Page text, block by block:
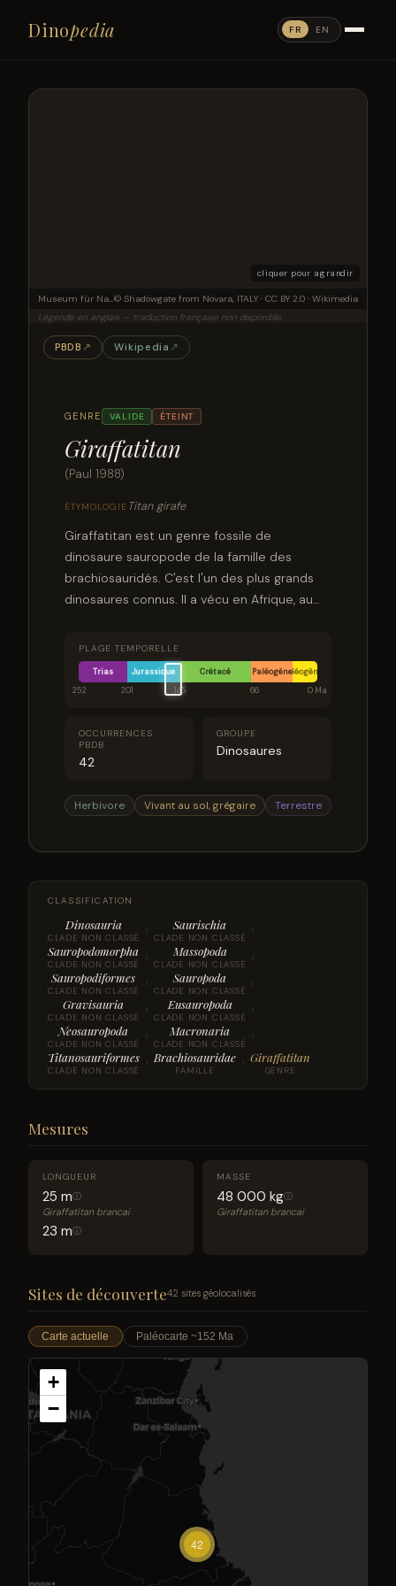
Dinopedia FR EN
GENRE VALIDE ÉTEINT
Giraffatitan
(Paul 1988)
ÉTYMOLOGIE Titan girafe
Giraffatitan est un genre fossile de
dinosaure sauropode de la famille des
brachiosauridés. C'est l'un des plus grands
dinosaures connus. Il a vécu en Afrique, au
avec une seule espèce fossile connue
Giraffatitan brancai.
PLAGE TEMPORELLE
Trias Jurassique Crétacé PaléogèneNéogène
252
201 145 66 0 Ma
OCCURRENCES
PBDB
42
GROUPE
Dinosaures
Herbivore Vivant au sol, grégaire Terrestre
cliquer pour agrandir
Museum für Naturkunde© Shadowgate from Novara, ITALY · CC BY 2.0 · Wikimedia
Légende en anglais — traduction française non disponible.
PBDB ↗ Wikipedia ↗
CLASSIFICATION
Dinosauria
CLADE NON CLASSÉ › Saurischia
CLADE NON CLASSÉ ›
Sauropodomorpha
CLADE NON CLASSÉ › Massopoda
CLADE NON CLASSÉ ›
Sauropodiformes
CLADE NON CLASSÉ › Sauropoda
CLADE NON CLASSÉ ›
Gravisauria
CLADE NON CLASSÉ › Eusauropoda
CLADE NON CLASSÉ ›
Neosauropoda
CLADE NON CLASSÉ › Macronaria
CLADE NON CLASSÉ ›
Titanosauriformes
CLADE NON CLASSÉ › Brachiosauridae
FAMILLE › Giraffatitan
GENRE
Mesures
LONGUEUR
25 mⓘ
Giraffatitan brancai
23 mⓘ
MASSE
48 000 kgⓘ
Giraffatitan brancai
Sites de découverte42 sites géolocalisés
Carte actuelle Paléocarte ~152 Ma
42
+
−